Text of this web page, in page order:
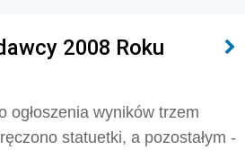
2008 Roku
ogłoszenia wyników trzem
statuetki, a pozostałym -